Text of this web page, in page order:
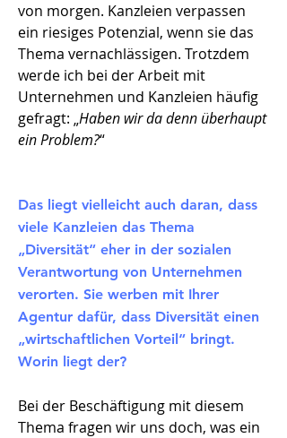
von morgen. Kanzleien verpassen
ein riesiges Potenzial, wenn sie das
Thema vernachlässigen. Trotzdem
werde ich bei der Arbeit mit
Unternehmen und Kanzleien häufig
gefragt: „Haben wir da denn überhaupt
ein Problem?“
Das liegt vielleicht auch daran, dass
viele Kanzleien das Thema
„Diversität“ eher in der sozialen
Verantwortung von Unternehmen
verorten. Sie werben mit Ihrer
Agentur dafür, dass Diversität einen
„wirtschaftlichen Vorteil“ bringt.
Worin liegt der?
Bei der Beschäftigung mit diesem
Thema fragen wir uns doch, was ein